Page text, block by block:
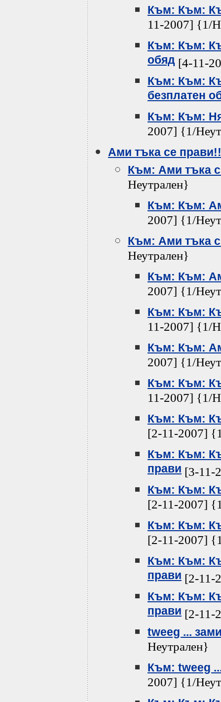
Към: Към:
11-2007] {1/
Към: Към:
обяд [4-11-
Към: Към:
безплатен
Към: Към:
2007] {1/
Ами тъка се прави!!
Към: Ами тъка
Неутрален}
Към: Към:
2007] {1/
Към: Ами тъка
Неутрален}
Към: Към:
2007] {1/
Към: Към:
11-2007] {1/
Към: Към:
2007] {1/
Към: Към:
11-2007] {1/
Към: Към:
[2-11-2007]
Към: Към:
прави [3-11-
Към: Към:
[2-11-2007]
Към: Към:
[2-11-2007]
Към: Към:
прави [2-11-
Към: Към:
прави [2-11-
tweeg ...
Неутрален}
Към: tweeg
2007] {1/